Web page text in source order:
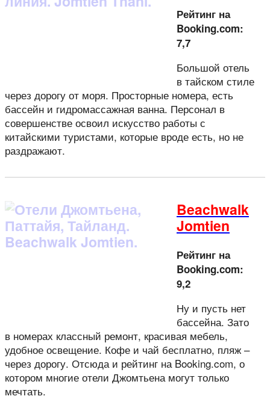
Рейтинг на
Booking.com:
7,7
Большой отель
в тайском стиле
через дорогу от моря. Просторные номера, есть
бассейн и гидромассажная ванна. Персонал в
совершенстве освоил искусство работы с
китайскими туристами, которые вроде есть, но не
раздражают.
Beachwalk
Jomtien
Рейтинг на
Booking.com:
9,2
Ну и пусть нет
бассейна. Зато
в номерах классный ремонт, красивая мебель,
удобное освещение. Кофе и чай бесплатно, пляж –
через дорогу. Отсюда и рейтинг на Booking.com, о
котором многие отели Джомтьена могут только
мечтать.